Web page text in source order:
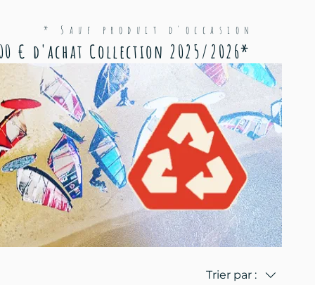
Trier par :
€ d'achat Collection 2025/2026*
​* Sauf produit d'occasion